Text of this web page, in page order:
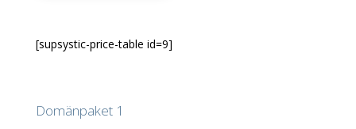
[supsystic-price-table id=9]
Domänpaket 1